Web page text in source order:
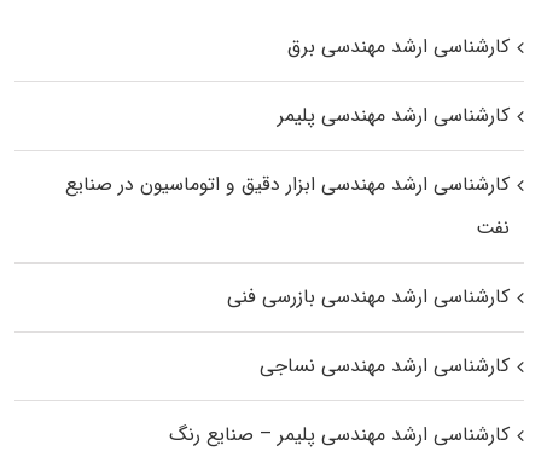
کارشناسی ارشد مهندسی برق
کارشناسی ارشد مهندسی پلیمر
کارشناسی ارشد مهندسی ابزار دقیق و اتوماسیون در صنایع
نفت
کارشناسی ارشد مهندسی بازرسی فنی
کارشناسی ارشد مهندسی نساجی
کارشناسی ارشد مهندسی پلیمر – صنایع رنگ